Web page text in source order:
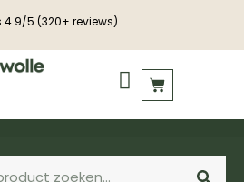
4.9/5 (320+ reviews)